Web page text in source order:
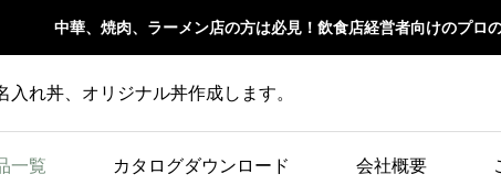
中華、焼肉、ラーメン店の方は必見！飲食店経営者向けのプロ
れ丼、オリジナル丼作成します。
一覧 カタログダウンロード 会社概要